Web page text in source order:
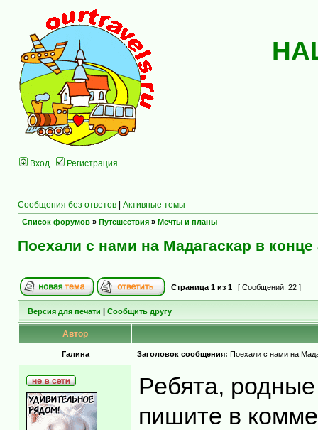
Вход Регистрация
Сообщения без ответов | Активные темы
Список форумов » Путешествия » Мечты и планы
Поехали с нами на Мадагаскар в конце
Страница 1 из 1 [ Сообщений: 22 ]
Версия для печати | Сообщить другу
Автор
Гaлинa Заголовок сообщения: Поехали с нами на
Ребята,
пишите в